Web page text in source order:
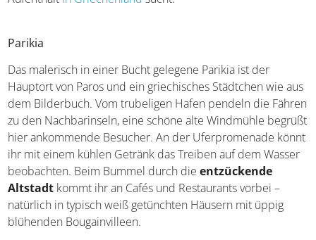
Das malerisch in einer Bucht gelegene Parikia ist der
Hauptort von Paros und ein griechisches Städtchen wie
aus dem Bilderbuch. Vom trubeligen Hafen pendeln die
Fähren zu den Nachbarinseln, eine schöne alte
Windmühle begrüßt hier ankommende Besucher. An der
Uferpromenade könnt ihr mit einem kühlen Getränk das
Treiben auf dem Wasser beobachten. Beim Bummel
durch die
entzückende Altstadt
kommt ihr an Cafés
und Restaurants vorbei – natürlich in typisch weiß
getünchten Häusern mit üppig blühenden Bougainvilleen.